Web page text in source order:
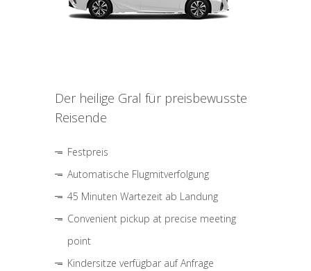
Der heilige Gral für preisbewusste
Reisende
Festpreis
Automatische Flugmitverfolgung
45 Minuten Wartezeit ab Landung
Convenient pickup at precise meeting
point
Kindersitze verfügbar auf Anfrage